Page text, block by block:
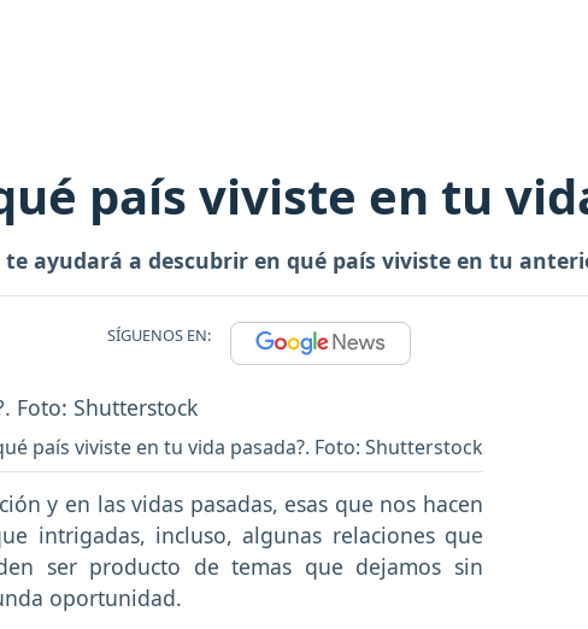
país viviste en tu
ayudará a descubrir en qué país viviste en tu
SÍGUENOS EN:
país viviste en tu vida pasada?. Foto: Shutterstock
y en las vidas pasadas, esas que nos hacen
intrigadas, incluso, algunas relaciones que
ser producto de temas que dejamos sin
oportunidad.